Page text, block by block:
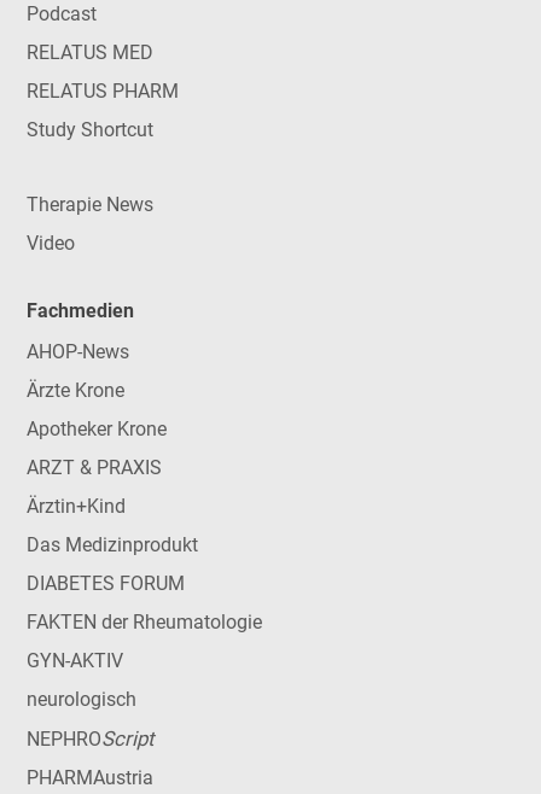
Podcast
RELATUS MED
RELATUS PHARM
Study Shortcut
Therapie News
Video
Fachmedien
AHOP-News
Ärzte Krone
Apotheker Krone
ARZT & PRAXIS
Ärztin+Kind
Das Medizinprodukt
DIABETES FORUM
FAKTEN der Rheumatologie
GYN-AKTIV
neurologisch
NEPHROScript
PHARMAustria